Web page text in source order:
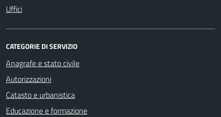
Uffici
CATEGORIE DI SERVIZIO
Anagrafe e stato civile
Autorizzazioni
Catasto e urbanistica
Educazione e formazione